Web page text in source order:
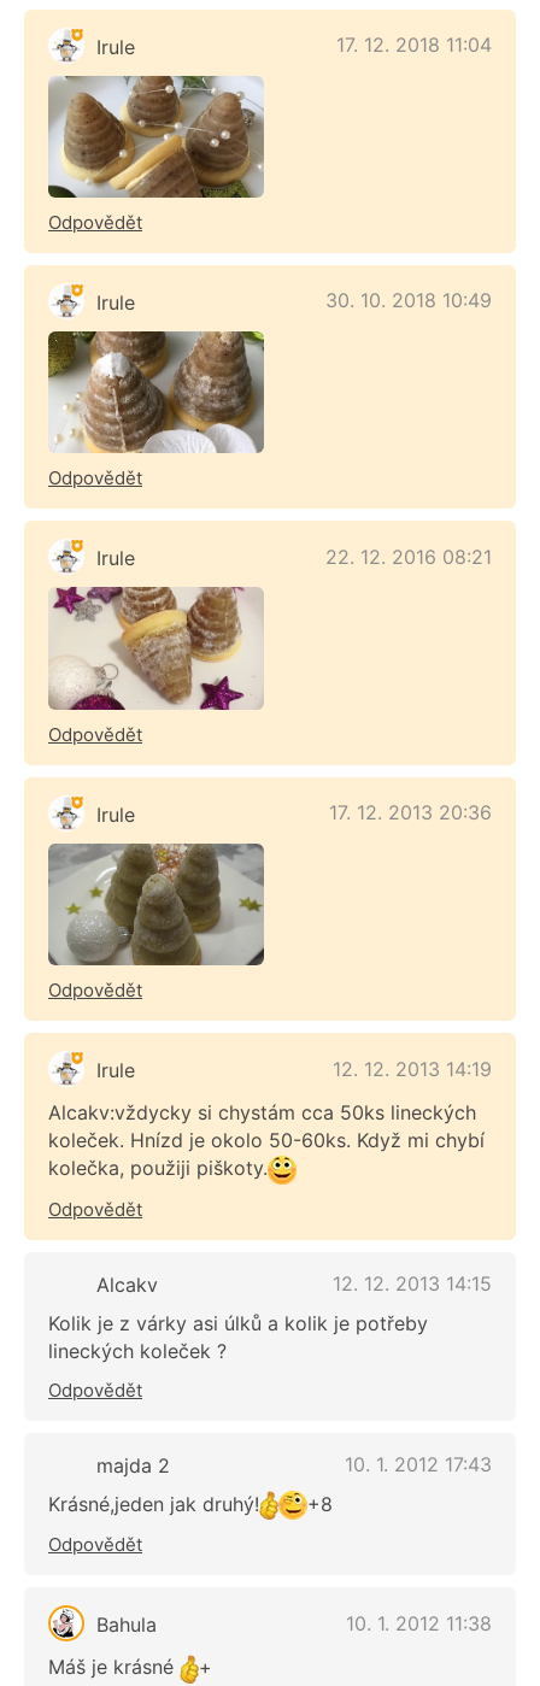
Irule 17. 12. 2018 11:04
Odpovědět
Irule 30. 10. 2018 10:49
Odpovědět
Irule 22. 12. 2016 08:21
Odpovědět
Irule 17. 12. 2013 20:36
Odpovědět
Irule
12. 12. 2013 14:19
Alcakv:vždycky si chystám cca 50ks lineckých
koleček. Hnízd je okolo 50-60ks. Když mi chybí
kolečka, použiji piškoty.
Odpovědět
Alcakv
12. 12. 2013 14:15
Kolik je z várky asi úlků a kolik je potřeby
lineckých koleček ?
Odpovědět
majda 2
10. 1. 2012 17:43
Krásné,jeden jak druhý!
+8
Odpovědět
Bahula
10. 1. 2012 11:38
Máš je krásné
+